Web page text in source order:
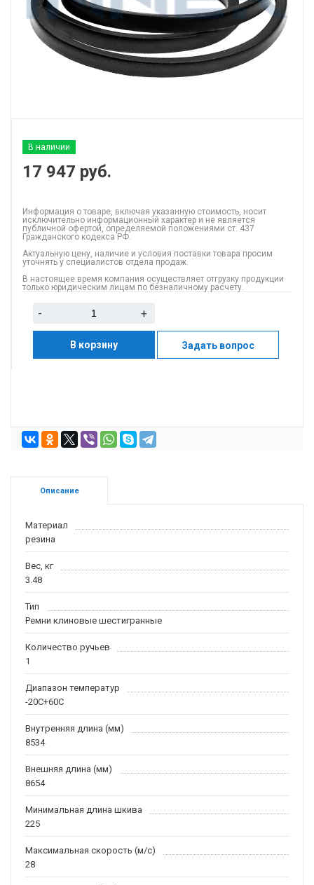
В наличии
17 947 руб.
Информация о товаре, включая указанную стоимость, носит
исключительно информационный характер и не является
публичной офертой, определяемой положениями ст. 437
Гражданского кодекса РФ.
Актуальную цену, наличие и условия поставки товара просим
уточнять у специалистов отдела продаж.
В настоящее время компания осуществляет отгрузку продукции
только юридическим лицам по безналичному расчету.
- +
В корзину Задать вопрос
Описание
Материал
резина
Вес, кг
3.48
Тип
Ремни клиновые шестигранные
Количество ручьев
1
Диапазон температур
-20С+60С
Внутренняя длина (мм)
8534
Внешняя длина (мм)
8654
Минимальная длина шкива
225
Максимальная скорость (м/c)
28